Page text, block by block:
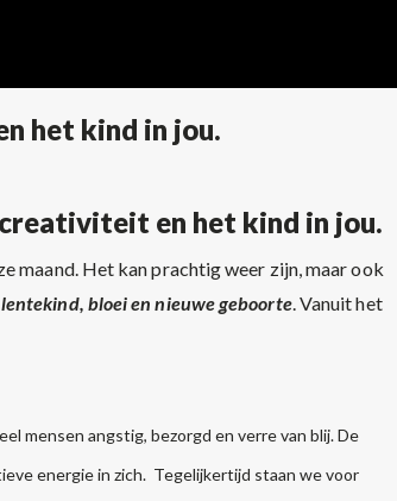
het kind in jou.
en het kind in jou.
maand. Het kan prachtig weer zijn, maar ook
lentekind, bloei en nieuwe geboorte. Vanuit het
mensen angstig, bezorgd en verre van blij. De
energie in zich. Tegelijkertijd staan we voor